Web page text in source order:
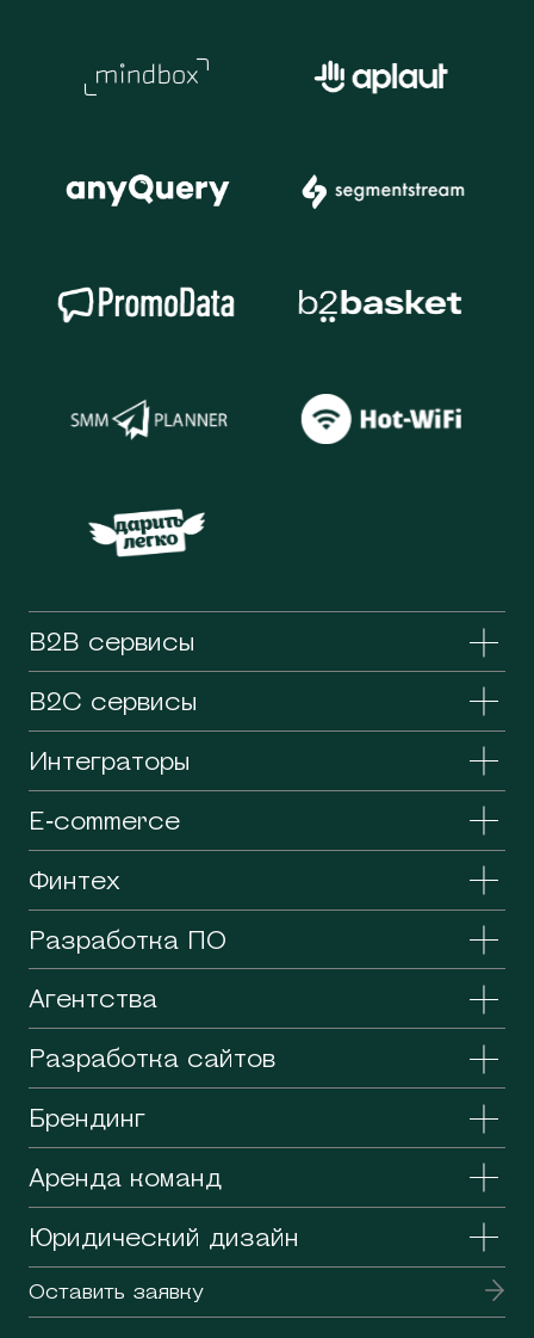
B2B сервисы
B2C сервисы
Интеграторы
E-commerce
Финтех
Разработка ПО
Агентства
Разработка сайтов
Брендинг
Аренда команд
Юридический дизайн
Оставить заявку